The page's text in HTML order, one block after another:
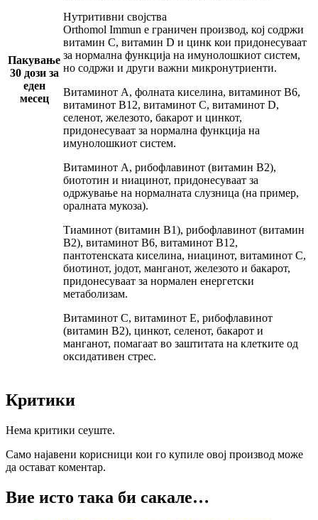
Пакување
30 дози за
еден
месец
Нутритивни својства
Orthomol Immun е граничен производ, кој содржи
витамин C, витамин D и цинк кои придонесуваат
за нормална функција на имунолошкиот систем,
но содржи и други важни микронутриенти.
Витаминот A, фолната киселина, витаминот B6,
витаминот B12, витаминот C, витаминот D,
селенот, железото, бакарот и цинкот,
придонесуваат за нормална функција на
имунолошкиот систем.
Витаминот A, рибофлавинот (витамин B2),
биототин и ниацинот, придонесуваат за
одржување на нормалната слузница (на пример,
оралната мукоза).
Тиаминот (витамин B1), рибофлавинот (витамин
B2), витаминот B6, витаминот B12,
пантотенската киселина, ниацинот, витаминот C,
биотинот, јодот, манганот, железото и бакарот,
придонесуваат за нормален енергетски
метаболизам.
Витаминот C, витаминот E, рибофлавинот
(витамин B2), цинкот, селенот, бакарот и
манганот, помагаат во заштитата на клетките од
оксидативен стрес.
Критики
Нема критики сеуште.
Само најавени корисници кои го купиле овој производ може
да остават коментар.
Вие исто така би сакале…